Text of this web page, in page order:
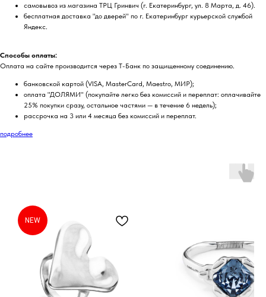
самовывоз из магазина ТРЦ Гринвич (г. Екатеринбург, ул. 8 Марта, д. 46).
бесплатная доставка "до дверей" по г. Екатеринбург курьерской службой
Яндекс.
Способы оплаты:
Оплата на сайте производится через Т-Банк по защищенному соединению.
банковской картой (VISA, MasterCard, Maestro, МИР);
оплата "ДОЛЯМИ" (покупайте легко без комиссий и переплат: оплачивайте
25% покупки сразу, остальное частями — в течение 6 недель);
рассрочка на 3 или 4 месяца без комиссий и переплат.
подробнее
NEW